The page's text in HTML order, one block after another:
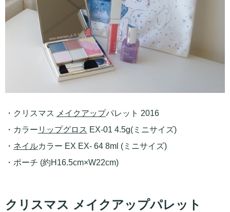
・クリスマス メイクアップパレット 2016
・カラー リップグロス EX-01 4.5g(ミニサイズ)
・ ネイルカラー EX EX- 64 8ml (ミニサイズ)
・ポーチ (約H16.5cm×W22cm)
クリスマス メイクアップパレット